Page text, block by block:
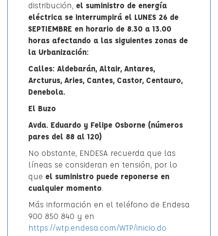
distribución, el suministro de energía
eléctrica se interrumpirá el LUNES 26 de
SEPTIEMBRE en horario de 8.30 a 13.00
horas afectando a las siguientes zonas de
la Urbanización:
Calles: Aldebarán, Altair, Antares,
Arcturus, Aries, Cantes, Castor, Centauro,
Denebola.
El Buzo
Avda. Eduardo y Felipe Osborne (números
pares del 88 al 120)
No obstante, ENDESA recuerda que las
líneas se consideran en tensión, por lo
que el suministro puede reponerse en
cualquier momento.
Más información en el teléfono de Endesa
900 850 840 y en
https://wtp.endesa.com/WTP/inicio.do